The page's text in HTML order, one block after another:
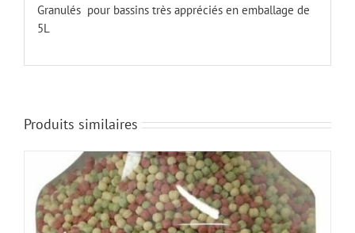
Granulés pour bassins très appréciés en emballage de
5L
Produits similaires